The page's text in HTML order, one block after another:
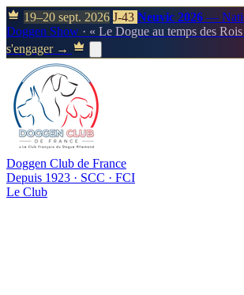
19–20 sept. 2026 J-43 Neuvic 2026 —
Doggen Show · « Le Dogue au temps des
s'engager →
Doggen Club de France
Depuis 1923 · SCC · FCI
Le Club